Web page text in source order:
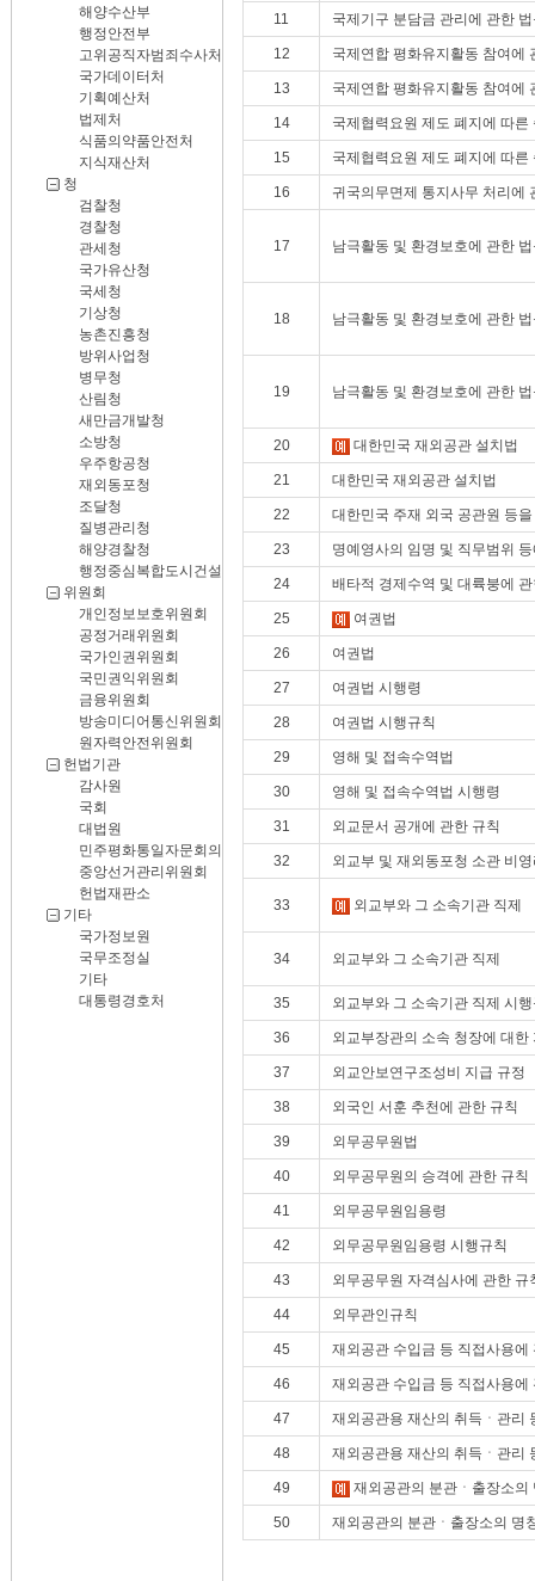
해양수산부
행정안전부
고위공직자범죄수사처
국가데이터처
기획예산처
법제처
식품의약품안전처
지식재산처
청
검찰청
경찰청
관세청
국가유산청
국세청
기상청
농촌진흥청
방위사업청
병무청
산림청
새만금개발청
소방청
우주항공청
재외동포청
조달청
질병관리청
해양경찰청
행정중심복합도시건설청
위원회
개인정보보호위원회
공정거래위원회
국가인권위원회
국민권익위원회
금융위원회
방송미디어통신위원회
원자력안전위원회
헌법기관
감사원
국회
대법원
민주평화통일자문회의
중앙선거관리위원회
헌법재판소
기타
국가정보원
국무조정실
기타
대통령경호처
11 국제기구 분담금 관리에 관한
12 국제연합 평화유지활동 참여에
13 국제연합 평화유지활동 참여에
14 국제협력요원 제도 폐지에 따
15 국제협력요원 제도 폐지에 따
16 귀국의무면제 통지사무 처리에
17 남극활동 및 환경보호에 관한
18 남극활동 및 환경보호에 관한
19 남극활동 및 환경보호에 관한
20 대한민국 재외공관 설치법
21 대한민국 재외공관 설치법
22 대한민국 주재 외국 공관원 등
23 명예영사의 임명 및 직무범위
24 배타적 경제수역 및 대륙붕에
25 여권법
26 여권법
27 여권법 시행령
28 여권법 시행규칙
29 영해 및 접속수역법
30 영해 및 접속수역법 시행령
31 외교문서 공개에 관한 규칙
32 외교부 및 재외동포청 소관 비
33 외교부와 그 소속기관 직제
34 외교부와 그 소속기관 직제
35 외교부와 그 소속기관 직제 시
36 외교부장관의 소속 청장에 대한
37 외교안보연구조성비 지급 규정
38 외국인 서훈 추천에 관한 규칙
39 외무공무원법
40 외무공무원의 승격에 관한 규칙
41 외무공무원임용령
42 외무공무원임용령 시행규칙
43 외무공무원 자격심사에 관한 규
44 외무관인규칙
45 재외공관 수입금 등 직접사용에
46 재외공관 수입금 등 직접사용에
47 재외공관용 재산의 취득ㆍ관리
48 재외공관용 재산의 취득ㆍ관리
49 재외공관의 분관ㆍ출장소의
50 재외공관의 분관ㆍ출장소의 명